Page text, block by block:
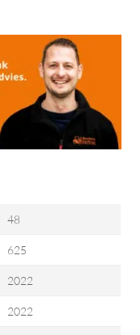
48
625
2022
2022